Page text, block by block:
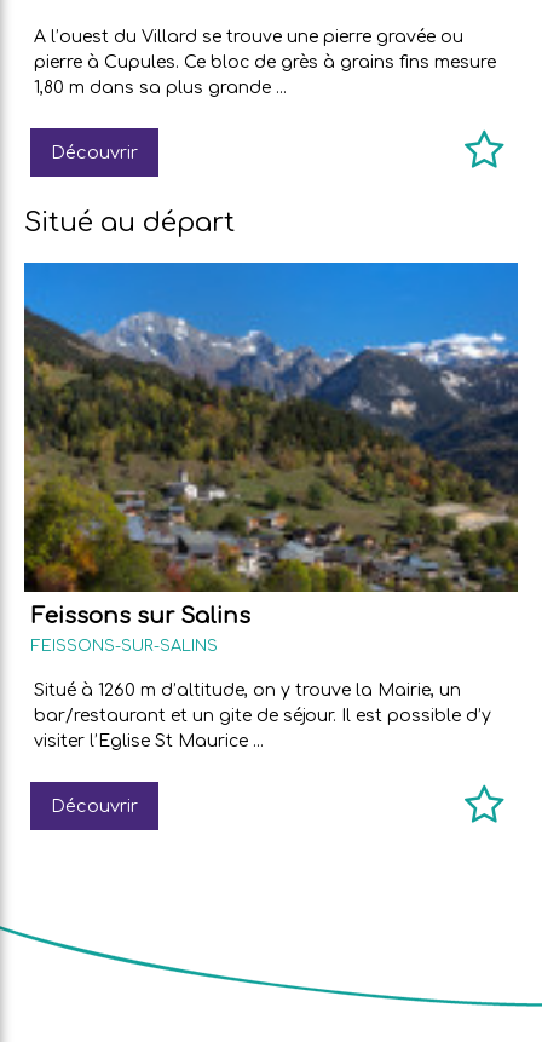
A l’ouest du Villard se trouve une pierre gravée ou
pierre à Cupules. Ce bloc de grès à grains fins mesure
1,80 m dans sa plus grande ...
Découvrir
Situé au départ
Feissons sur Salins
FEISSONS-SUR-SALINS
Situé à 1260 m d’altitude, on y trouve la Mairie, un
bar/restaurant et un gite de séjour. Il est possible d’y
visiter l’Eglise St Maurice ...
Découvrir